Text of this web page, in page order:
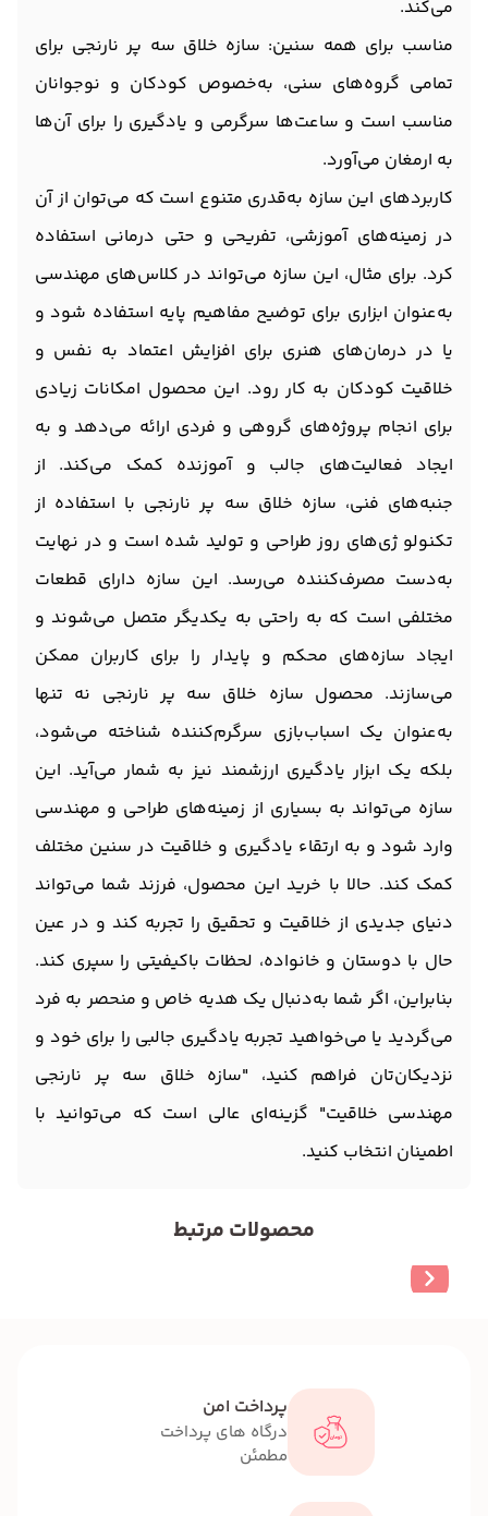
می‌کند.
مناسب برای همه سنین: سازه خلاق سه پر نارنجی برای
تمامی گروه‌های سنی، به‌خصوص کودکان و نوجوانان
مناسب است و ساعت‌ها سرگرمی و یادگیری را برای آن‌ها
به ارمغان می‌آورد.
کاربردهای این سازه به‌قدری متنوع است که می‌توان از آن
در زمینه‌های آموزشی، تفریحی و حتی درمانی استفاده
کرد. برای مثال، این سازه می‌تواند در کلاس‌های مهندسی
به‌عنوان ابزاری برای توضیح مفاهیم پایه استفاده شود و
یا در درمان‌های هنری برای افزایش اعتماد به نفس و
خلاقیت کودکان به کار رود. این محصول امکانات زیادی
برای انجام پروژه‌های گروهی و فردی ارائه می‌دهد و به
ایجاد فعالیت‌های جالب و آموزنده کمک می‌کند. از
جنبه‌های فنی، سازه خلاق سه پر نارنجی با استفاده از
تکنولو ژی‌های روز طراحی و تولید شده است و در نهایت
به‌دست مصرف‌کننده می‌رسد. این سازه دارای قطعات
مختلفی است که به راحتی به یکدیگر متصل می‌شوند و
ایجاد سازه‌های محکم و پایدار را برای کاربران ممکن
می‌سازند. محصول سازه خلاق سه پر نارنجی نه تنها
به‌عنوان یک اسباب‌بازی سرگرم‌کننده شناخته می‌شود،
بلکه یک ابزار یادگیری ارزشمند نیز به شمار می‌آید. این
سازه می‌تواند به بسیاری از زمینه‌های طراحی و مهندسی
وارد شود و به ارتقاء یادگیری و خلاقیت در سنین مختلف
کمک کند. حالا با خرید این محصول، فرزند شما می‌تواند
دنیای جدیدی از خلاقیت و تحقیق را تجربه کند و در عین
حال با دوستان و خانواده، لحظات باکیفیتی را سپری کند.
بنابراین، اگر شما به‌دنبال یک هدیه خاص و منحصر به فرد
می‌گردید یا می‌خواهید تجربه یادگیری جالبی را برای خود و
نزدیکان‌تان فراهم کنید، "سازه خلاق سه پر نارنجی
مهندسی خلاقیت" گزینه‌ای عالی است که می‌توانید با
اطمینان انتخاب کنید.
محصولات مرتبط
پرداخت امن
درگاه های پرداخت
مطمئن